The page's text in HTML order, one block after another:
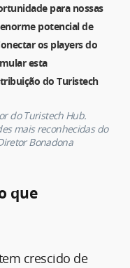
para nossas
potencial de
os players do
esta
do Turistech
do Turistech Hub.
mais reconhecidas do
Bonadona
que
crescido de